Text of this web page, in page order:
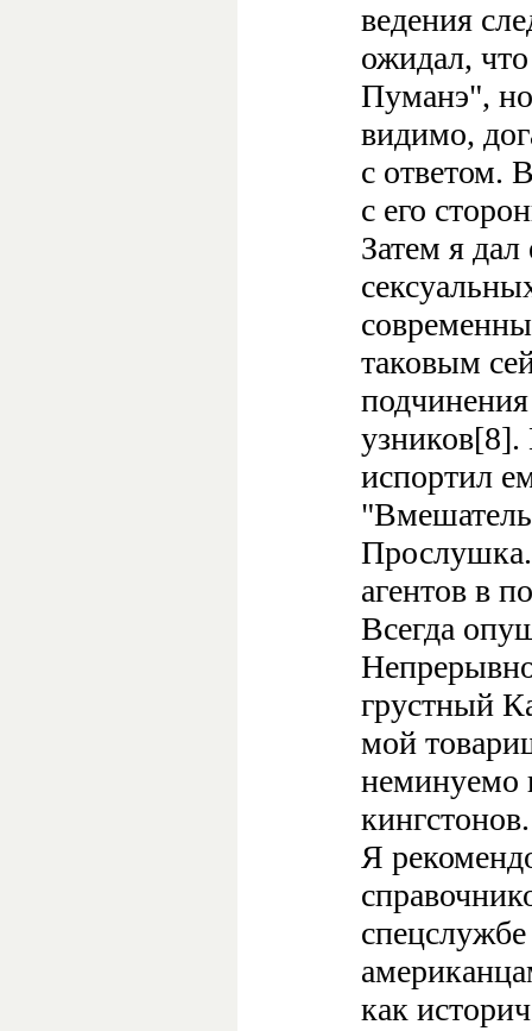
ведения
ожидал,
Пуманэ", но
видимо,
с ответом.
с его
Затем я дал
таковым
подчинения
узников[8].
испортил
агентов в
Всегда
грустный
мой
неминуемо
кингстонов.
Я
как